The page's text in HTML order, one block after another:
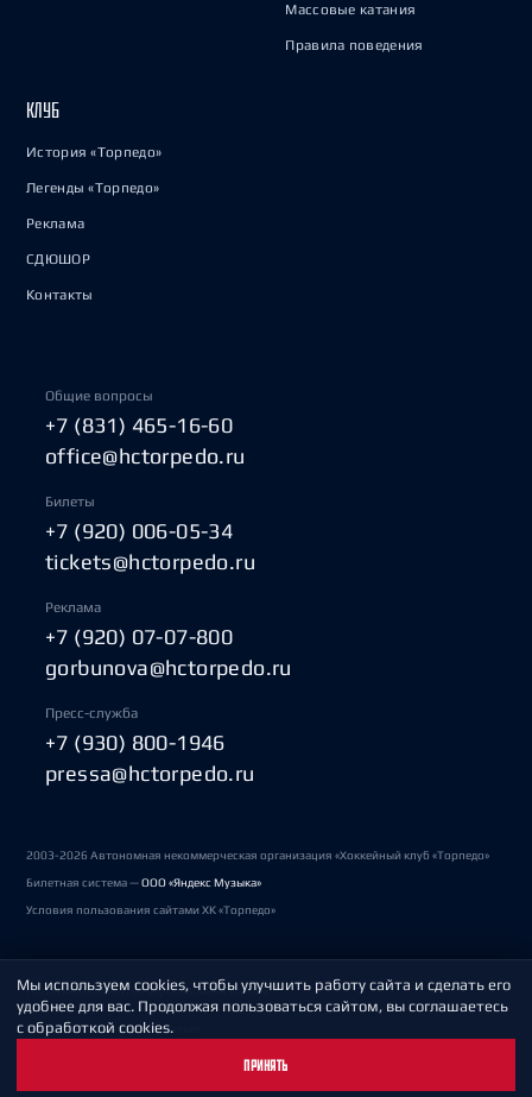
Массовые катания
Правила поведения
КЛУБ
История «Торпедо»
Легенды «Торпедо»
Реклама
СДЮШОР
Контакты
Общие вопросы
+7 (831) 465-16-60
office@hctorpedo.ru
Билеты
+7 (920) 006-05-34
tickets@hctorpedo.ru
Реклама
+7 (920) 07-07-800
gorbunova@hctorpedo.ru
Пресс-служба
+7 (930) 800-1946
pressa@hctorpedo.ru
2003-2026 Автономная некоммерческая организация «Хоккейный клуб «Торпедо»
Билетная система —ООО «Яндекс Музыка»
Условия пользования сайтами ХК «Торпедо»
Политика обработки персональных данных
Пользовательское соглашение
Мы используем cookies, чтобы улучшить работу сайта и сделать его
удобнее для вас. Продолжая пользоваться сайтом, вы соглашаетесь
с обработкой cookies.
ПРИНЯТЬ